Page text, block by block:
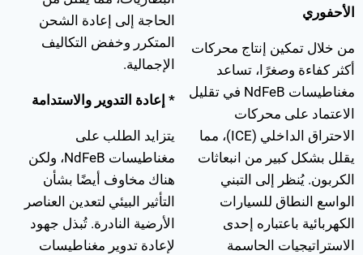
الأحفوري
من خلال تمكين إنتاج محركات
أكثر كفاءة وصغرًا، تساعد
مغناطيسات NdFeB في تقليل
الاعتماد على محركات
الاحتراق الداخلي (ICE)، مما
يقلل بشكل كبير من انبعاثات
الكربون. يُنظر إلى التبني
الواسع النطاق للسيارات
الكهربائية باعتباره إحدى
الاستراتيجيات الحاسمة
الحاجة إلى إعادة الشحن
المتكرر وخفض التكاليف
الإجمالية.
* إعادة التدوير والاستدامة
يتزايد الطلب على
مغناطيسات NdFeB، ولكن
هناك مخاوف أيضًا بشأن
التأثير البيئي لتعدين العناصر
الأرضية النادرة. تُبذل جهود
لإعادة تدوير مغناطيسات